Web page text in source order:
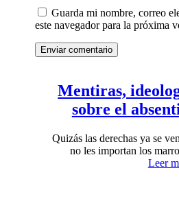
Guarda mi nombre, correo
este navegador para la próxima
Enviar comentario
Mentiras,
sobre el
Quizás las derechas ya se
no les importan los
Leer